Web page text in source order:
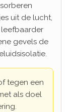
uit de lucht,
gevels de
tegen een
als doel